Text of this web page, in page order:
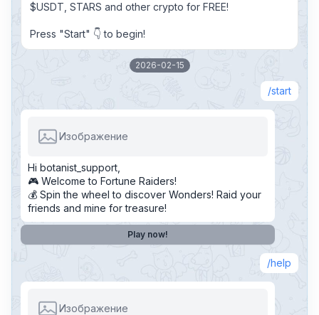
$USDT, STARS and other crypto for FREE!
Press "Start" 👇 to begin!
2026-02-15
start
Изображение
Hi botanist_support,
🎮 Welcome to Fortune Raiders!
💰 Spin the wheel to discover Wonders! Raid your
friends and mine for treasure!
Play now!
help
Изображение